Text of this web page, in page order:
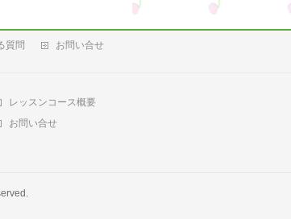
質問
お問い合せ
レッスンコース概要
お問い合せ